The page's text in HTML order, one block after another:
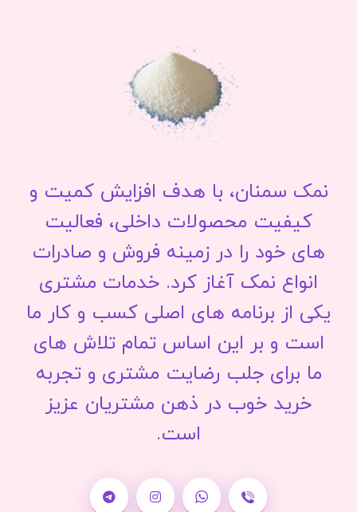
نمک سمنان، با هدف افزایش کمیت و
کیفیت محصولات داخلی، فعالیت
های خود را در زمینه فروش و صادرات
انواع نمک آغاز کرد. خدمات مشتری
یکی از برنامه های اصلی کسب و کار ما
است و بر این اساس تمام تلاش های
ما برای جلب رضایت مشتری و تجربه
خرید خوب در ذهن مشتریان عزیز
است.